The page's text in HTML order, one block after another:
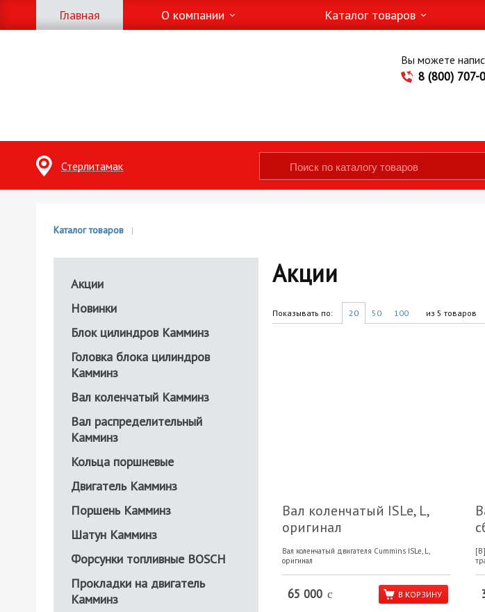
Главная О компании Каталог товаров
Вы можете
8 (800) 707-
Стерлитамак
Каталог товаров
Акции
Новинки
Блок цилиндров Камминз
Головка блока цилиндров
Камминз
Вал коленчатый Камминз
Вал распределительный
Камминз
Кольца поршневые
Двигатель Камминз
Поршень Камминз
Шатун Камминз
Форсунки топливные BOSCH
Прокладки на двигатель
Камминз
Акции
Показывать по: 20 50 100 из 5 товаров
Вал коленчатый ISLe, L,
оригинал
Вал коленчатый двигателя Cummins ISLe, L,
оригинал
65 000 c В КОРЗИНУ